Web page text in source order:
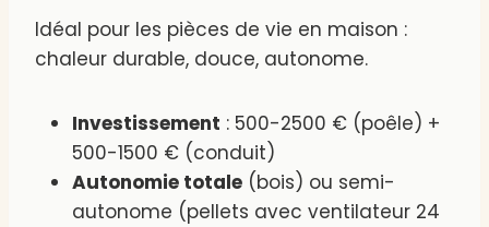
Idéal pour les pièces de vie en maison :
chaleur durable, douce, autonome.
Investissement : 500-2500 € (poêle) +
500-1500 € (conduit)
Autonomie totale (bois) ou semi-
autonome (pellets avec ventilateur 24